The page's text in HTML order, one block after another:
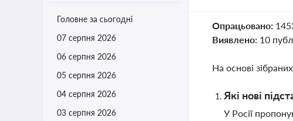
Головне за сьогодні
07 серпня 2026
06 серпня 2026
05 серпня 2026
04 серпня 2026
03 серпня 2026
Опрацьовано:
Виявлено: 10
На основі
Які нові
У Росії